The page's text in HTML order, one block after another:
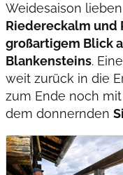
Weidesaison
Riedereckalm
großartigem Blick
Blankensteins.
weit zurück in die
zum Ende noch
dem donnernden